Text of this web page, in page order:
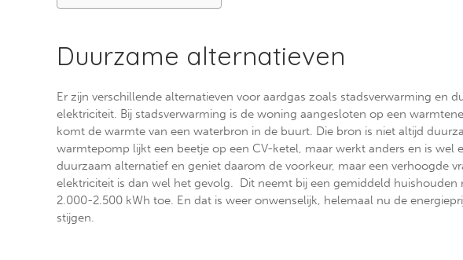
Duurzame alternatieven
Er zijn verschillende alternatieven voor aardgas zoals stadsverwarming en
elektriciteit. Bij stadsverwarming is de woning aangesloten op een
komt de warmte van een waterbron in de buurt. Die bron is niet altijd
warmtepomp lijkt een beetje op een CV-ketel, maar werkt anders en is wel
duurzaam alternatief en geniet daarom de voorkeur, maar een verhoogde
elektriciteit is dan wel het gevolg. Dit neemt bij een gemiddeld huishouden
2.000-2.500 kWh toe. En dat is weer onwenselijk, helemaal nu de
stijgen.